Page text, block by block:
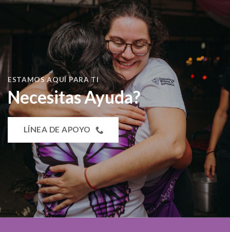
ESTAMOS AQUÍ PARA TI
Necesitas Ayuda?
LÍNEA DE APOYO